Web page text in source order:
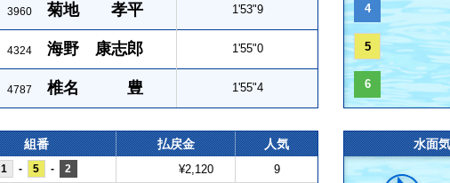
3960 菊地 孝平 1'53"9
4324 海野 康志郎 1'55"0
4787 椎名 豊 1'55"4
4
5
6
組番 払戻金 人気
1 - 5 - 2 ¥2,120 9
水面